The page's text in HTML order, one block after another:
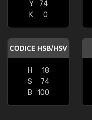
Y
74
K
0
CODICE HSB/HSV
H
18
S
74
B
100